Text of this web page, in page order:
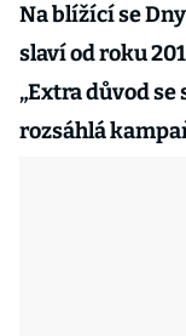
Na blížící se
slaví od roku
„Extra důvod
rozsáhlá